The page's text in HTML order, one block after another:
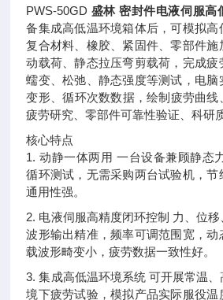
PWS-50GD 盛林 密封件电液伺服高
备集成高低温环境箱体后，可模拟高
复合材料、橡胶、紧固件、零部件施
动载荷、静态拉压弯剪载荷，完成疲
蠕变、松弛、静态强度等测试，电脑
变形、循环次数数据，绘制疲劳曲
疲劳研究、零部件可靠性验证、科研
核心特点
1. 动静一体两用 一台设备兼顾静态
循环测试，无需采购两台试验机，节
通用性强。
2. 电液伺服高精度闭环控制 力、位移
波形输出精准，频率可调范围宽，动
载波形畸变小，疲劳数据一致性好。
3. 集成高低温环境系统 可开展常温
境下疲劳试验，模拟产品实际服役